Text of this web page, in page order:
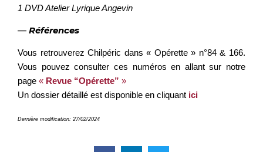
1 DVD Atelier Lyrique Angevin
— Références
Vous retrouverez Chilpéric dans « Opérette » n°84 & 166.
Vous pouvez consulter ces numéros en allant sur notre
page « Revue “Opérette” »
Un dossier détaillé est disponible en cliquant ici
Dernière modification: 27/02/2024